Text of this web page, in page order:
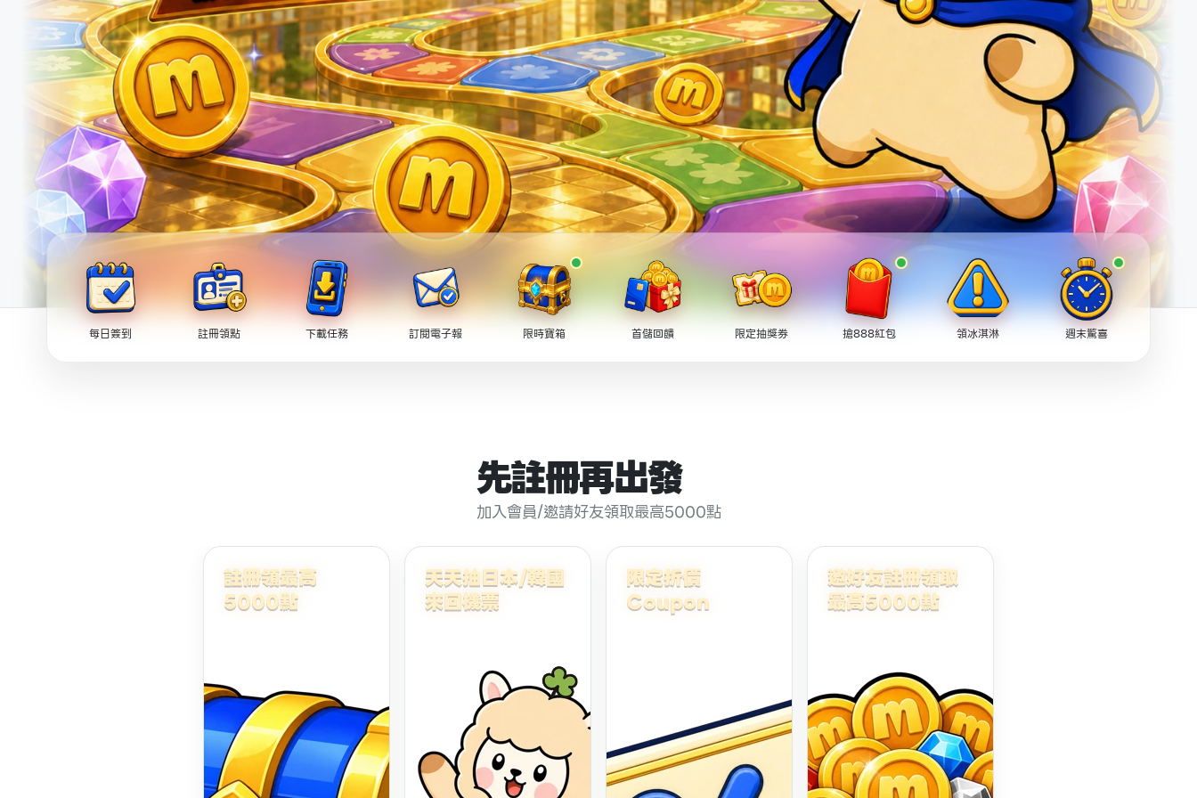
每日簽到 註冊領點 下載任務 訂閱電子報 限時寶箱 首儲回饋 限定抽獎券 搶888紅包 領冰淇淋 週末驚喜
先註冊再出發
加入會員/邀請好友領取最高5000點
註冊領最高
5000點
天天抽日本/韓國
來回機票
限定折價
Coupon
邀好友註冊領取
最高5000點